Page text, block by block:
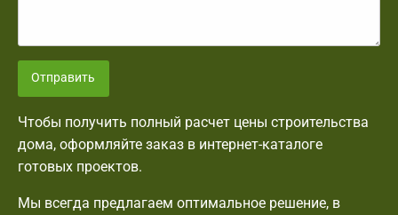
Отправить
Чтобы получить полный расчет цены строительства
дома, оформляйте заказ в интернет-каталоге
готовых проектов.
Мы всегда предлагаем оптимальное решение, в